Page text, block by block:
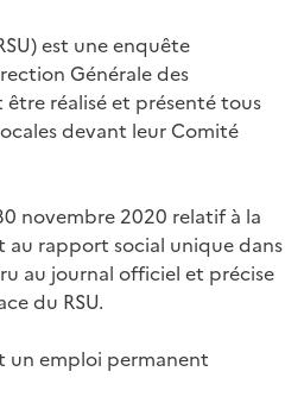
est une enquête
Générale des
réalisé et présenté tous
devant leur Comité
novembre 2020 relatif à la
au rapport social unique dans
au journal officiel et précise
du RSU.
un emploi permanent